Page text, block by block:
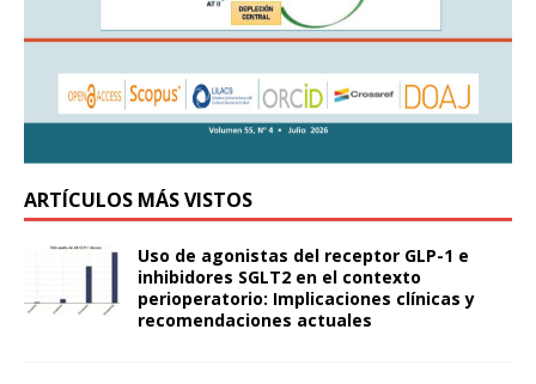
ARTÍCULOS MÁS VISTOS
Uso de agonistas del receptor GLP-1 e
inhibidores SGLT2 en el contexto
perioperatorio: Implicaciones clínicas y
recomendaciones actuales